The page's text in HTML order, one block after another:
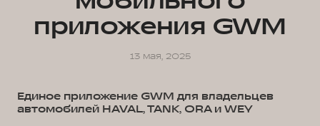
приложения GWM
13 мая, 2025
Единое приложение GWM для владельцев
автомобилей HAVAL, TANK, ORA и WEY